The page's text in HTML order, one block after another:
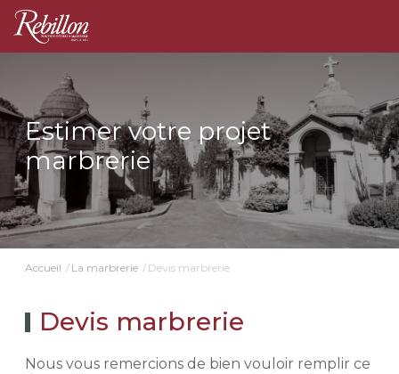
Estimer votre projet
marbrerie
Accueil La marbrerie Devis marbrerie
Devis marbrerie
Nous vous remercions de bien vouloir remplir ce